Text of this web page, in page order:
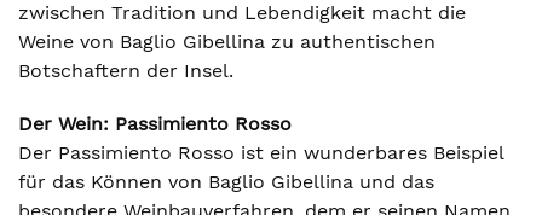
zwischen Tradition und Lebendigkeit macht die
Weine von Baglio Gibellina zu authentischen
Botschaftern der Insel.
Der Wein: Passimiento Rosso
Der Passimiento Rosso ist ein wunderbares Beispiel
für das Können von Baglio Gibellina und das